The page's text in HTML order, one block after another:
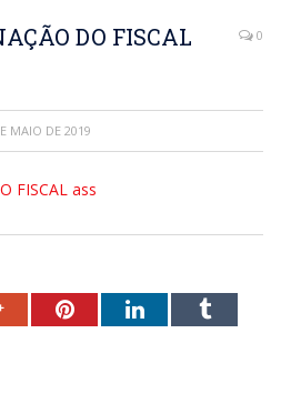
DO FISCAL
0
MAIO DE 2019
FISCAL ass
Google+PinterestLinkedInTumblr